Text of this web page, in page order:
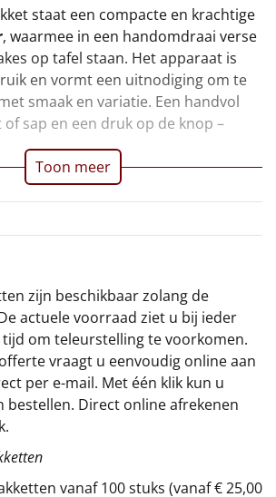
2026
staat een compacte en krachtige
, waarmee in een handomdraai verse
op tafel staan. Het apparaat is
en vormt een uitnodiging om te
smaak en variatie. Een handvol
sap en een druk op de knop –
beginnen. Het is een praktisch hulpmiddel dat snel zijn
op het aanrecht en waarmee de
Toon meer
zijn beschikbaar zolang de
actuele voorraad ziet u bij ieder
tijd om teleurstelling te voorkomen.
vraagt u eenvoudig online aan
per e-mail. Met één klik kun u
bestellen. Direct online afrekenen
vanaf 100 stuks (vanaf € 25,00